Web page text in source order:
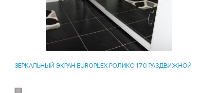
ЗЕРКАЛЬНЫЙ ЭКРАН EUROPLEX РОЛИКС 170 РАЗДВИЖНОЙ